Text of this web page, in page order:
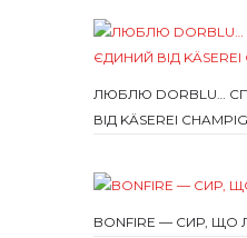
ЛЮБЛЮ DORBLU…
ВІД KÄSEREI
BONFIRE — СИР,